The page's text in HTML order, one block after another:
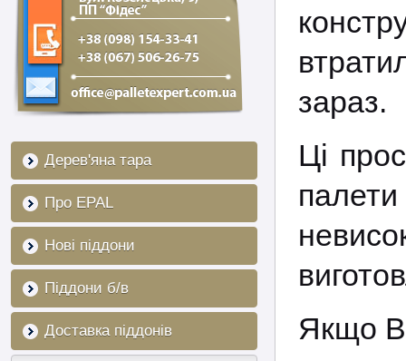
Дерев'яна тара
Про EPAL
Нові піддони
Піддони б/в
Доставка піддонів
зараз.
Ці
Якщо